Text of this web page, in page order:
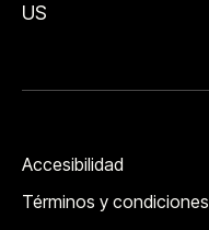
US
Accesibilidad
Términos y condiciones